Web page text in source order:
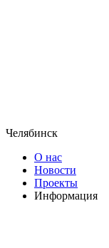
Челябинск
О нас
Новости
Проекты
Информация